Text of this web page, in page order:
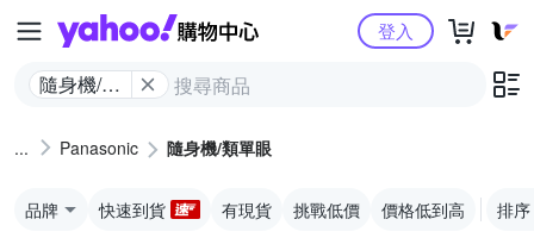
Yahoo購物中心
隨身機/類
登入
Panasonic 隨身機/類單眼
品牌 快速到貨 有現貨 挑戰低價 價格低到高 排序